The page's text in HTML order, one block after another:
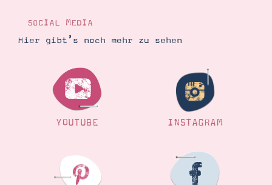
SOCIAL MEDIA
Hier gibt’s noch mehr zu sehen
YOUTUBE INSTAGRAM